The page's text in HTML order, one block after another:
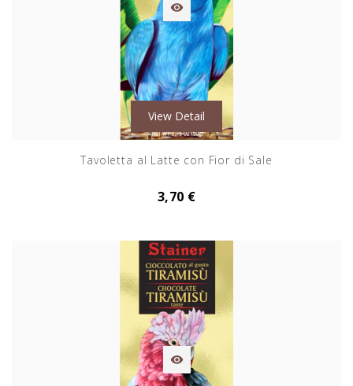

View Detail
Tavoletta al Latte con Fior di Sale
3,70 €
